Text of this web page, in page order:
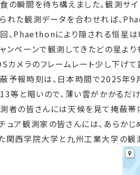
の瞬間を待ち構えました。観測
れた観測データを合わせれば、
、Phaethonにより隠される恒星
ンペーンで観測してきたどの星よ
カメラのフレームレート少し下げ
予報時刻は、日本時間で2025年9
等と暗いので、薄い雲がかかるだ
者の皆さんには天候を見て掩蔽帯
ュア観測家の皆さんには、あらか
関西学院大学と九州工業大学の観